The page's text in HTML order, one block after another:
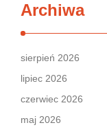
Archiwa
sierpień 2026
lipiec 2026
czerwiec 2026
maj 2026